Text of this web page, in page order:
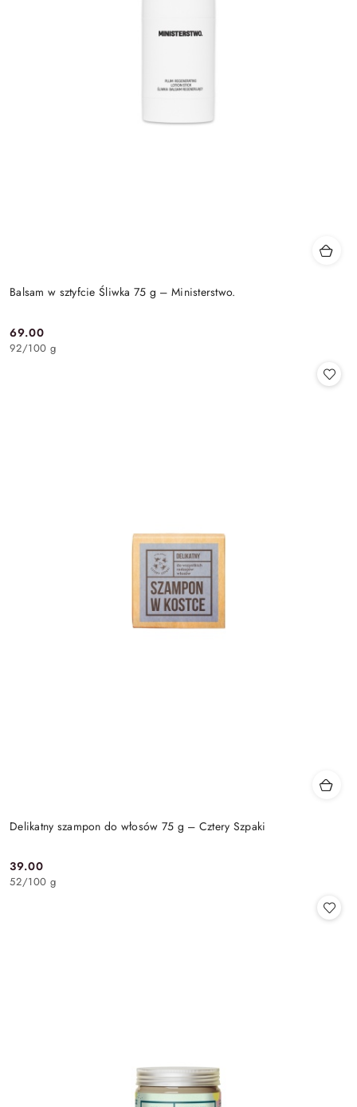
Balsam w sztyfcie Śliwka 75 g – Ministerstwo.
Cena:
69.00
92/100 g
Delikatny szampon do włosów 75 g – Cztery Szpaki
Cena:
39.00
52/100 g